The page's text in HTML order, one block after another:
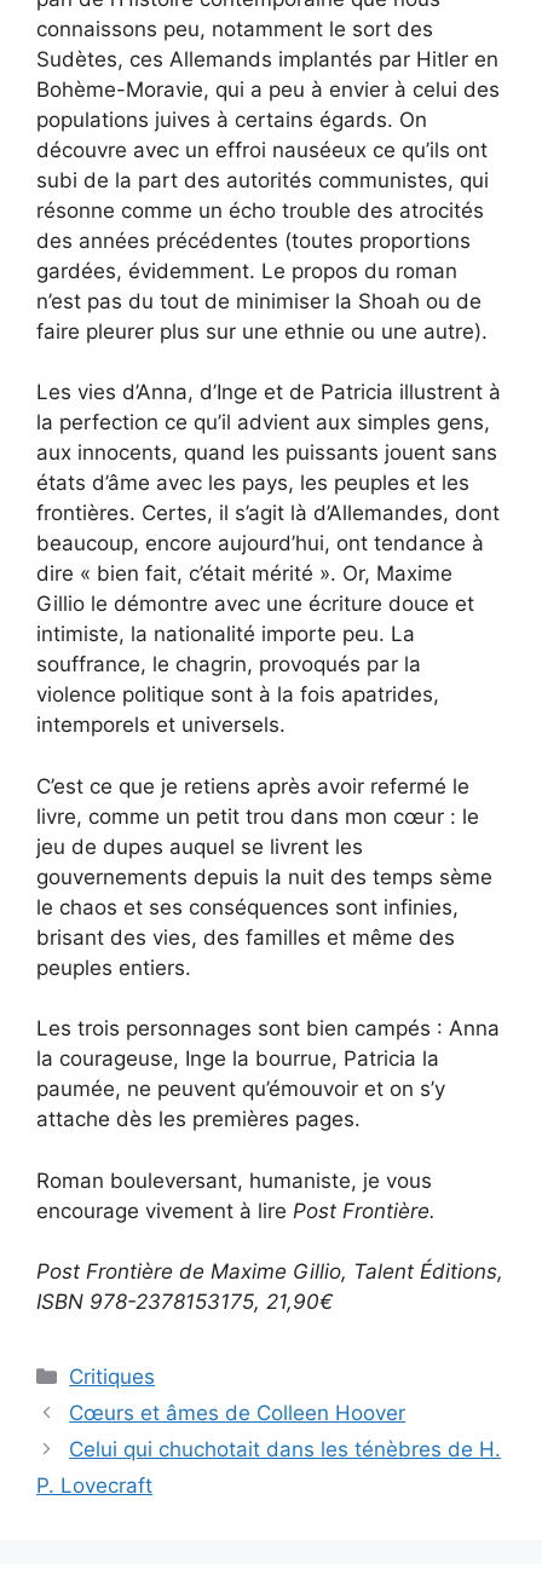
connaissons peu, notamment le sort des
Sudètes, ces Allemands implantés par Hitler en
Bohème-Moravie, qui a peu à envier à celui des
populations juives à certains égards. On
découvre avec un effroi nauséeux ce qu’ils ont
subi de la part des autorités communistes, qui
résonne comme un écho trouble des atrocités
des années précédentes (toutes proportions
gardées, évidemment. Le propos du roman
n’est pas du tout de minimiser la Shoah ou de
faire pleurer plus sur une ethnie ou une autre).
Les vies d’Anna, d’Inge et de Patricia illustrent à
la perfection ce qu’il advient aux simples gens,
aux innocents, quand les puissants jouent sans
états d’âme avec les pays, les peuples et les
frontières. Certes, il s’agit là d’Allemandes, dont
beaucoup, encore aujourd’hui, ont tendance à
dire « bien fait, c’était mérité ». Or, Maxime
Gillio le démontre avec une écriture douce et
intimiste, la nationalité importe peu. La
souffrance, le chagrin, provoqués par la
violence politique sont à la fois apatrides,
intemporels et universels.
C’est ce que je retiens après avoir refermé le
livre, comme un petit trou dans mon cœur : le
jeu de dupes auquel se livrent les
gouvernements depuis la nuit des temps sème
le chaos et ses conséquences sont infinies,
brisant des vies, des familles et même des
peuples entiers.
Les trois personnages sont bien campés : Anna
la courageuse, Inge la bourrue, Patricia la
paumée, ne peuvent qu’émouvoir et on s’y
attache dès les premières pages.
Roman bouleversant, humaniste, je vous
encourage vivement à lire Post Frontière.
Post Frontière de Maxime Gillio, Talent Éditions,
ISBN 978-2378153175, 21,90€
Critiques
Cœurs et âmes de Colleen Hoover
Celui qui chuchotait dans les ténèbres de H.
P. Lovecraft